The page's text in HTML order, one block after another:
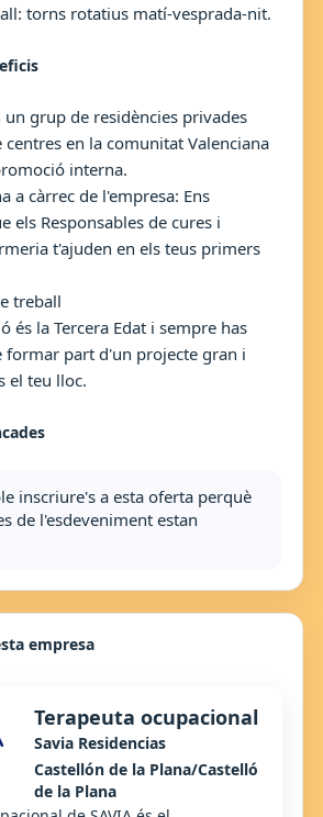
torns rotatius matí-vesprada-nit.
grup de residències privades
en la comunitat Valenciana
interna.
a càrrec de l'empresa: Ens
els Responsables de cures i
t'ajuden en els teus primers
treball
és la Tercera Edat i sempre has
formar part d'un projecte gran i
el teu lloc.
inscriure's a esta oferta perquè
de l'esdeveniment estan
empresa
Terapeuta ocupacional
Savia Residencias
Castellón de la Plana/Castelló
de la Plana